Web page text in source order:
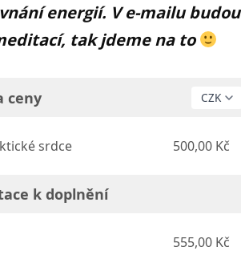
energií. V e-mailu budou
tak jdeme na to
ceny
srdce 500,00 Kč
k doplnění
555,00 Kč